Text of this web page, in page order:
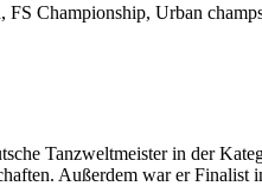
Championship, Urban
Tanzweltmeister in der
Außerdem war er